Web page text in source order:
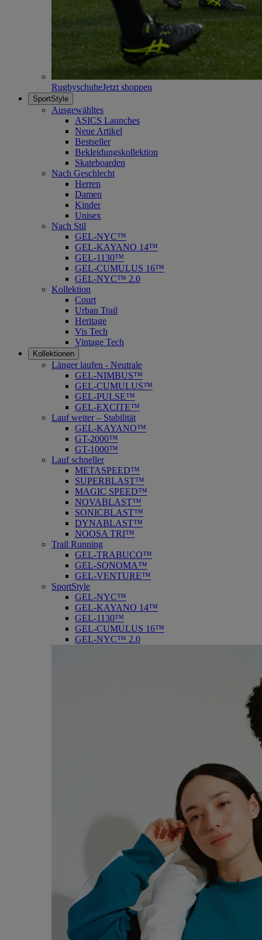
RugbyschuheJetzt shoppen
SportStyle
Ausgewähltes
ASICS Launches
Neue Artikel
Bestseller
Bekleidungskollektion
Skateboarden
Nach Geschlecht
Herren
Damen
Kinder
Unisex
Nach Stil
GEL-NYC™
GEL-KAYANO 14™
GEL-1130™
GEL-CUMULUS 16™
GEL-NYC™ 2.0
Kollektion
Court
Urban Trail
Heritage
Vis Tech
Vintage Tech
Kollektionen
Länger laufen - Neutrale
GEL-NIMBUS™
GEL-CUMULUS™
GEL-PULSE™
GEL-EXCITE™
Lauf weiter – Stabilität
GEL-KAYANO™
GT-2000™
GT-1000™
Lauf schneller
METASPEED™
SUPERBLAST™
MAGIC SPEED™
NOVABLAST™
SONICBLAST™
DYNABLAST™
NOOSA TRI™
Trail Running
GEL-TRABUCO™
GEL-SONOMA™
GEL-VENTURE™
SportStyle
GEL-NYC™
GEL-KAYANO 14™
GEL-1130™
GEL-CUMULUS 16™
GEL-NYC™ 2.0